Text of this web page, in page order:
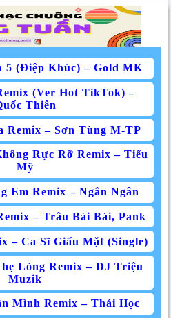
5 (Điệp Khúc) – Gold MK
(Ver Hot TikTok) –
Thiên
Remix – Sơn Tùng M-TP
Rực Rỡ Remix – Tiểu
Mỹ
Em Remix – Ngân Ngân
– Trâu Bái Bái, Pank
– Ca Sĩ Giấu Mặt (Single)
Lòng Remix – DJ Triệu
Muzik
Mình Remix – Thái Học